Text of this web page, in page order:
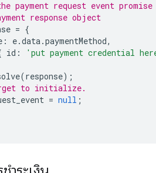
payment request event promise
response object
= {
: e.data.paymentMethod,
id :
'put payment credential
(response);
to initialize.
= null ;